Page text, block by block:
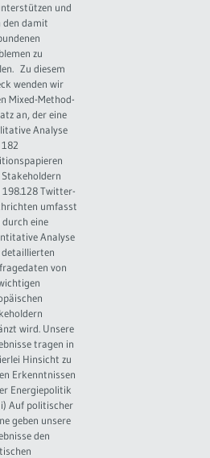
und
den damit
zu
Zu diesem
wenden wir
Mixed-Method-
an, der eine
Analyse
198.128 Twitter-
umfasst
durch eine
Analyse
von
wird. Unsere
tragen in
Hinsicht zu
Erkenntnissen
Energiepolitik
i) Auf politischer
geben unsere
den